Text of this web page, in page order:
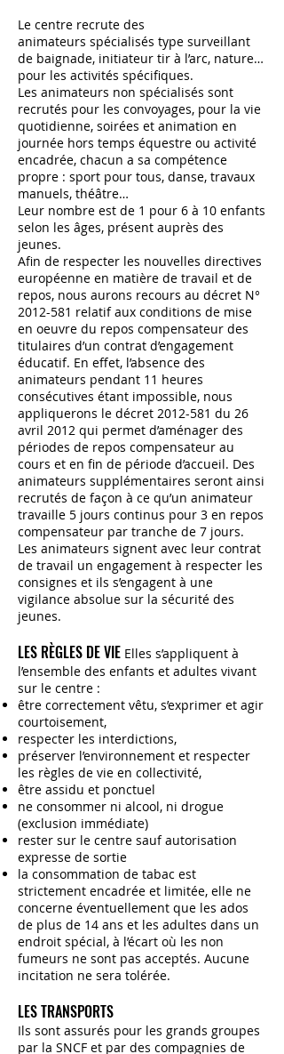
​Le centre recrute des
animateurs spécialisés type surveillant
de baignade, initiateur tir à l’arc, nature…
pour les activités spécifiques.
Les animateurs non spécialisés sont
recrutés pour les convoyages, pour la vie
quotidienne, soirées et animation en
journée hors temps équestre ou activité
encadrée, chacun a sa compétence
propre : sport pour tous, danse, travaux
manuels, théâtre…
Leur nombre est de 1 pour 6 à 10 enfants
selon les âges, présent auprès des
jeunes.
Afin de respecter les nouvelles directives
européenne en matière de travail et de
repos, nous aurons recours au décret N°
2012-581 relatif aux conditions de mise
en oeuvre du repos compensateur des
titulaires d’un contrat d’engagement
éducatif. En effet, l’absence des
animateurs pendant 11 heures
consécutives étant impossible, nous
appliquerons le décret 2012-581 du 26
avril 2012 qui permet d’aménager des
périodes de repos compensateur au
cours et en fin de période d’accueil. Des
animateurs supplémentaires seront ainsi
recrutés de façon à ce qu’un animateur
travaille 5 jours continus pour 3 en repos
compensateur par tranche de 7 jours.
Les animateurs signent avec leur contrat
de travail un engagement à respecter les
consignes et ils s’engagent à une
vigilance absolue sur la sécurité des
jeunes.
LES RÈGLES DE VIE Elles s’appliquent à
l’ensemble des enfants et adultes vivant
sur le centre :
être correctement vêtu, s’exprimer et agir
courtoisement,
respecter les interdictions,
préserver l’environnement et respecter
les règles de vie en collectivité,
être assidu et ponctuel
ne consommer ni alcool, ni drogue
(exclusion immédiate)
rester sur le centre sauf autorisation
expresse de sortie
la consommation de tabac est
strictement encadrée et limitée, elle ne
concerne éventuellement que les ados
de plus de 14 ans et les adultes dans un
endroit spécial, à l’écart où les non
fumeurs ne sont pas acceptés. Aucune
incitation ne sera tolérée.
LES TRANSPORTS
Ils sont assurés pour les grands groupes
par la SNCF et par des compagnies de